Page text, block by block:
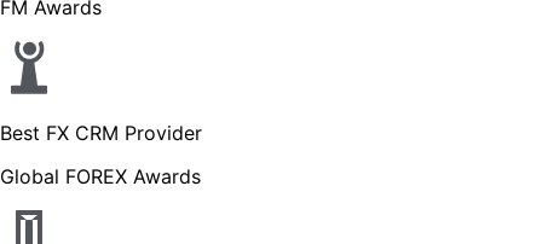
FM Awards
Best FX CRM Provider
Global FOREX Awards